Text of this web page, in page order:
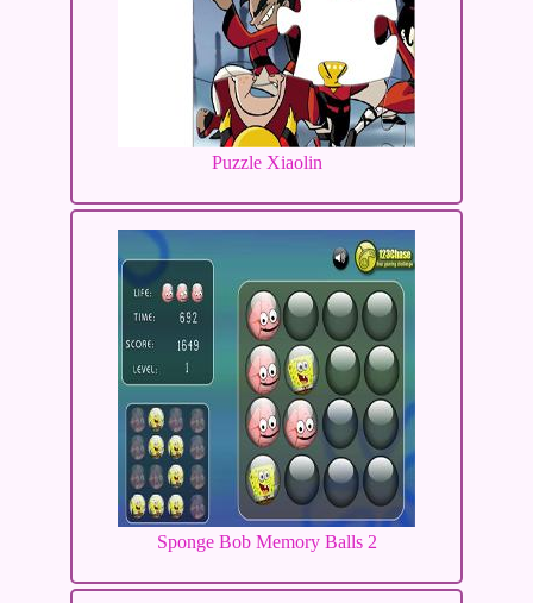
Puzzle Xiaolin
Sponge Bob Memory Balls 2